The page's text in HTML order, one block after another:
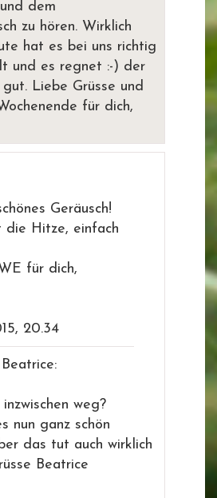
dem
zu hören. Wirklich
hat es bei uns richtig
und es regnet :-) der
Liebe Grüsse und
für dich,
Geräusch!
die Hitze, einfach
für dich,
20.34
weg?
nun ganz schön
das tut auch wirklich
Beatrice